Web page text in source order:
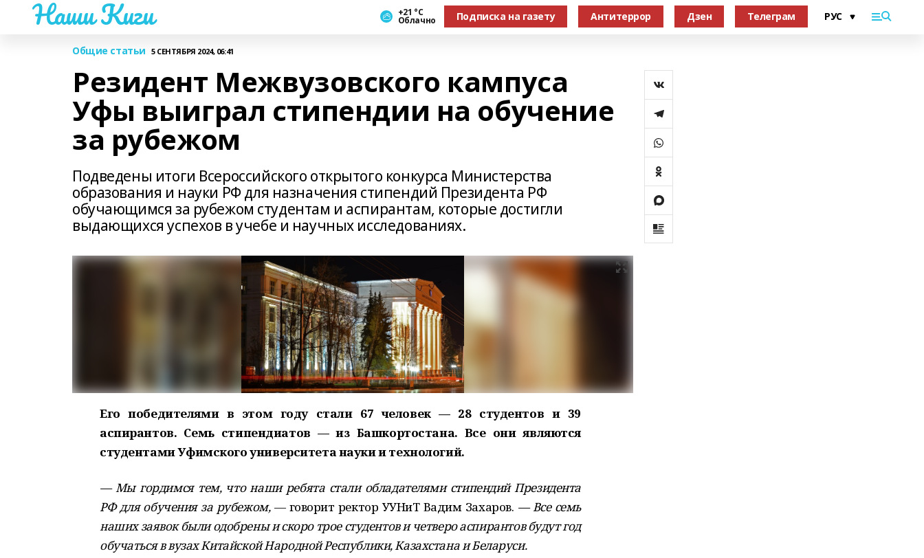
Наши Киги +21 °С
Облачно Подписка на газету Антитеррор Дзен Телеграм
Общие статьи 5 СЕНТЯБРЯ 2024, 06:41
Резидент Межвузовского кампуса
Уфы выиграл стипендии на обучение
за рубежом
Подведены итоги Всероссийского открытого конкурса Министерства
образования и науки РФ для назначения стипендий Президента РФ
обучающимся за рубежом студентам и аспирантам, которые достигли
выдающихся успехов в учебе и научных исследованиях.
Его победителями в этом году стали 67 человек — 28 студентов и 39
аспирантов. Семь стипендиатов — из Башкортостана. Все они являются
студентами Уфимского университета науки и технологий.
— Мы гордимся тем, что наши ребята стали обладателями стипендий Президента
РФ для обучения за рубежом,— говорит ректор УУНиТ Вадим Захаров. — Все семь
наших заявок были одобрены и скоро трое студентов и четверо аспирантов будут год
обучаться в вузах Китайской Народной Республики, Казахстана и Беларуси.